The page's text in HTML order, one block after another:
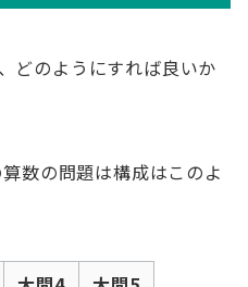
どのようにすれば良いか
数の問題は構成はこのよ